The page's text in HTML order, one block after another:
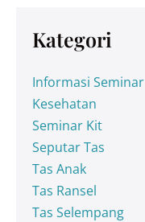
Kategori
Informasi Seminar
Kesehatan
Seminar Kit
Seputar Tas
Tas Anak
Tas Ransel
Tas Selempang